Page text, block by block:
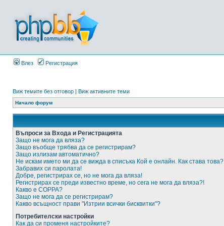
Влез Регистрация
Виж темите без отговор | Виж активните теми
Начало форум
Въпроси за Входа и Регистрацията
Защо не мога да вляза?
Защо въобще трябва да се регистрирам?
Защо излизам автоматично?
Не искам името ми да се вижда в списъка Кой е онлайн. Как става това?
Забравих си паролата!
Добре, регистрирах се, но не мога да вляза!
Регистрирах се преди известно време, но сега не мога да вляза?!
Какво е COPPA?
Защо не мога да се регистрирам?
Какво всъщност прави "Изтрии всички бисквитки"?
Потребителски настройки
Как да си променя настройките?